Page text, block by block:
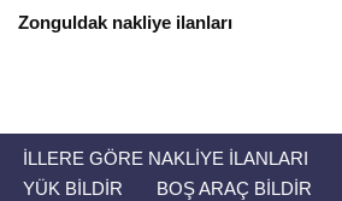
Zonguldak nakliye ilanları
İLLERE GÖRE NAKLIYE İLANLARI
YÜK BILDIR
BOŞ ARAÇ BILDIR